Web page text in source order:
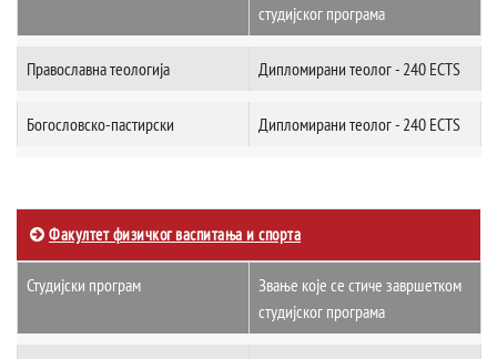
студијског програма
Православна теологија Дипломирани теолог - 240 ECTS
Богословско-пастирски Дипломирани теолог - 240 ECTS
Факултет физичког васпитања и спорта
Студијски програм
Звање које се стиче завршетком
студијског програма